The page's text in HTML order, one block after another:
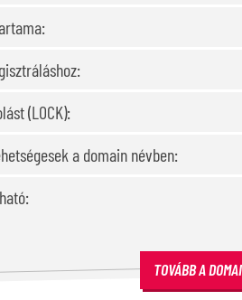
(LOCK):
a domain névben:
TOVÁBB A